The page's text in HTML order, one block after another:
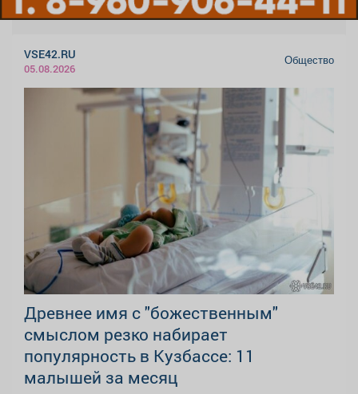
VSE42.RU
05.08.2026
Общество
Древнее имя с "божественным"
смыслом резко набирает
популярность в Кузбассе: 11
малышей за месяц